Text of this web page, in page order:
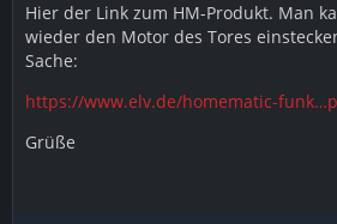
Hier der Link zum HM-Produkt. Man
wieder den Motor des Tores
Sache:
https://www.elv.de/homematic-
Grüße